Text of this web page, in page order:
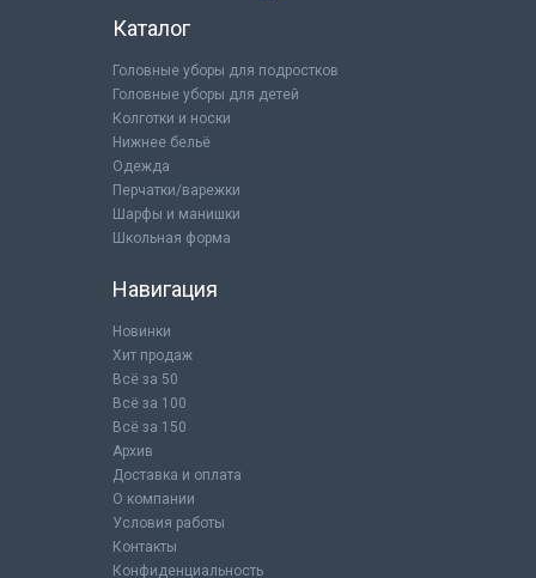
Каталог
Головные уборы для подростков
Головные уборы для детей
Колготки и носки
Нижнее бельё
Одежда
Перчатки/варежки
Шарфы и манишки
Школьная форма
Навигация
Новинки
Хит продаж
Всё за 50
Всё за 100
Всё за 150
Архив
Доставка и оплата
О компании
Условия работы
Контакты
Конфиденциальность